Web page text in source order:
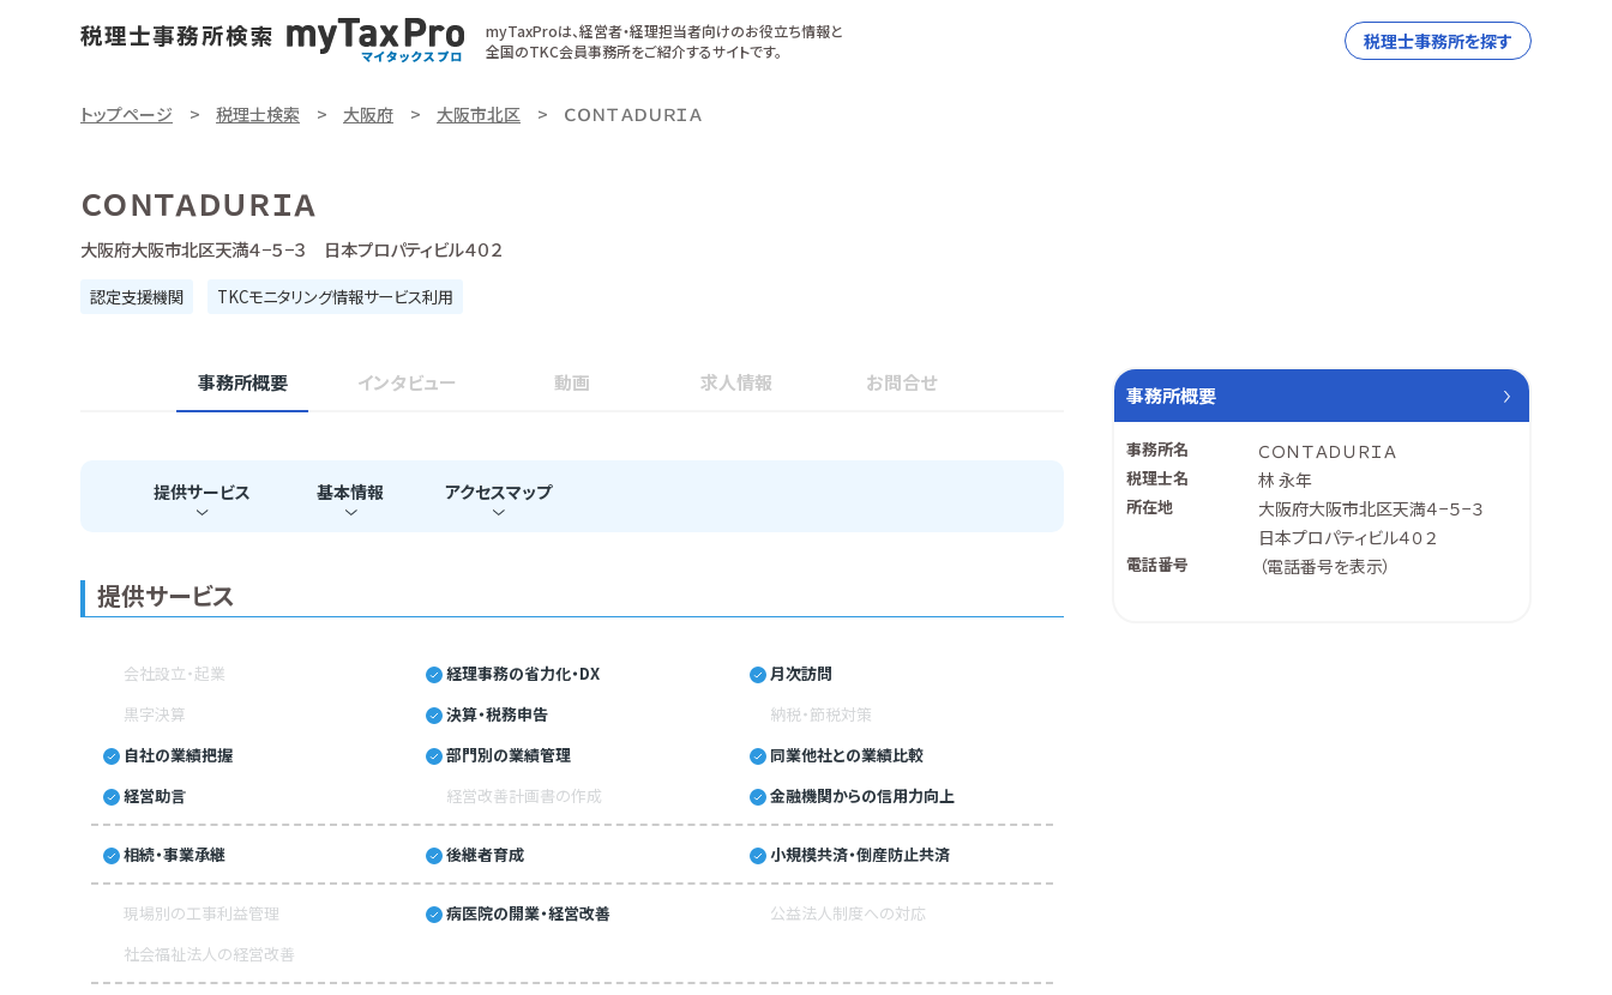
myTaxProは、経営者・経理担当者向けのお役立ち情報と
全国のTKC会員事務所をご紹介するサイトです。
税理士事務所を探す
トップページ 税理士検索 大阪府 大阪市北区 ＣＯＮＴＡＤＵＲＩＡ
ＣＯＮＴＡＤＵＲＩＡ
大阪府大阪市北区天満４−５−３ 日本プロパティビル４０２
認定支援機関 TKCモニタリング情報サービス利用
事務所概要 インタビュー 動画 求人情報 お問合せ
提供サービス 基本情報 アクセスマップ
提供サービス
会社設立・起業 経理事務の省力化・DX
月次訪問
黒字決算
決算・税務申告
納税・節税対策
自社の業績把握
部門別の業績管理
同業他社との業績比較
経営助言
経営改善計画書の作成 金融機関からの信用力向上
相続・事業承継 後継者育成 小規模共済・倒産防止共済
現場別の工事利益管理 病医院の開業・経営改善
公益法人制度への対応
社会福祉法人の経営改善
事務所概要
事務所名 ＣＯＮＴＡＤＵＲＩＡ
税理士名 林 永年
所在地
大阪府大阪市北区天満４−５−３
日本プロパティビル４０２
電話番号 （電話番号を表示）